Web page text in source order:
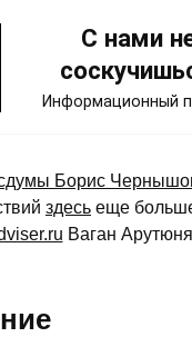
С нами
Информационный
Борис
здесь еще
Ваган